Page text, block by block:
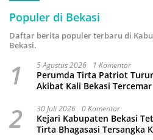
Populer di Bekasi
Daftar berita populer terbaru di
Bekasi.
1 5 Agustus 2026 1 Komentar
Perumda Tirta Patriot
Akibat Kali Bekasi Tercemar
2 30 Juli 2026 0 Komentar
Kejari Kabupaten Bekasi
Tirta Bhagasasi Tersangka